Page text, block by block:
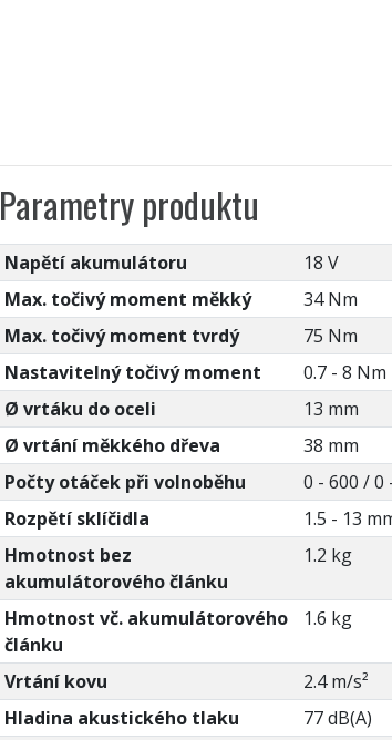
Parametry produktu
Napětí akumulátoru
18 V
Max. točivý moment měkký
34 Nm
Max. točivý moment tvrdý
75 Nm
Nastavitelný točivý moment
0.7 - 8 Nm
Ø vrtáku do oceli
13 mm
Ø vrtání měkkého dřeva
38 mm
Počty otáček při volnoběhu
0 - 600 / 0
Rozpětí sklíčidla
1.5 - 13
Hmotnost bez
akumulátorového článku
1.2 kg
Hmotnost vč. akumulátorového
článku
1.6 kg
Vrtání kovu
2.4 m/s²
Hladina akustického tlaku
77 dB(A)